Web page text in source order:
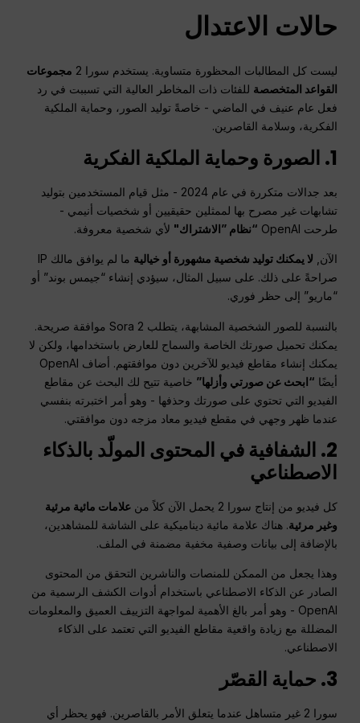
حالات الاعتدال
ليست كل المطالبات المحظورة متساوية. يستخدم سورا 2
مجموعات
القواعد المتخصصة للفئات ذات المخاطر العالية التي تسببت في رد
فعل عام عنيف في الماضي - خاصةً توليد الصور، وحماية الملكية
الفكرية، وسلامة القاصرين.
1. الصورة وحماية الملكية الفكرية
بعد جدالات متكررة في عام 2024 - مثل قيام المستخدمين بتوليد
تشابهات غير مصرح بها لممثلين حقيقيين أو شخصيات أنيمي -
طرحت OpenAI
“نظام ”الاشتراك" لأي شخصية معروفة.
الآن, لا يمكنك توليد شخصية مشهورة أو خيالية
ما لم يوافق مالك IP
صراحةً على ذلك. على سبيل المثال، سيؤدي إنشاء “جيمس بوند” أو
“ماريو” إلى حظر فوري.
بالنسبة للصور الشخصية المشابهة، يتطلب Sora 2 موافقة صريحة.
يمكنك تحميل صورتك الخاصة والسماح للعارض باستخدامها، ولكن لا
يمكنك إنشاء مقاطع فيديو للآخرين دون موافقتهم. أضاف OpenAI
أيضًا “ابحث عن صورتي وأزلها” خاصية تتيح لك البحث عن مقاطع
الفيديو التي تحتوي على صورتك وحذفها - وهو أمر اختبرته بنفسي
عندما ظهر وجهي في مقطع فيديو معاد مزجه دون موافقتي.
2. الشفافية في المحتوى المولّد بالذكاء
الاصطناعي
كل فيديو من إنتاج سورا 2 يحمل الآن كلاً من
علامات مائية مرئية
وغير مرئية. هناك علامة مائية ديناميكية على الشاشة للمشاهدين،
بالإضافة إلى بيانات وصفية مخفية مضمنة في الملف.
وهذا يجعل من الممكن للمنصات والناشرين التحقق من المحتوى
الصادر عن الذكاء الاصطناعي باستخدام أدوات الكشف الرسمية من
OpenAI - وهو أمر بالغ الأهمية لمواجهة التزييف العميق والمعلومات
المضللة مع زيادة واقعية مقاطع الفيديو التي تعتمد على الذكاء
الاصطناعي.
3. حماية القصّر
سورا 2 غير متساهل عندما يتعلق الأمر بالقاصرين. فهو يحظر أي